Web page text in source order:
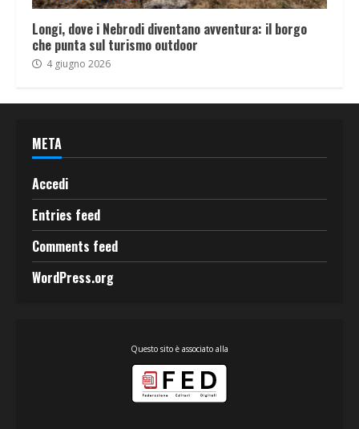
Longi, dove i Nebrodi diventano avventura: il borgo
che punta sul turismo outdoor
4 giugno 2026
META
Accedi
Entries feed
Comments feed
WordPress.org
Questo sito è associato alla